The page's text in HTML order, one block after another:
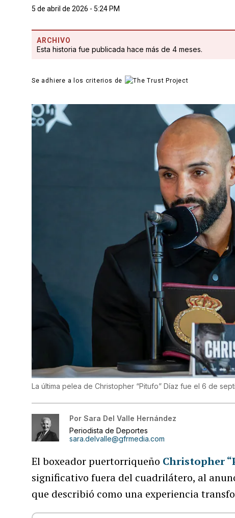
5 de abril de 2026 - 5:24 PM
ARCHIVO
Esta historia fue publicada hace más de 4 meses.
Se adhiere a los criterios de
La última pelea de Christopher “Pitufo” Díaz fue el 6 de
Por Sara Del Valle Hernández
Periodista de Deportes
sara.delvalle@gfrmedia.com
El boxeador puertorriqueño Christopher
significativo fuera del cuadrilátero, al
que describió como una experiencia